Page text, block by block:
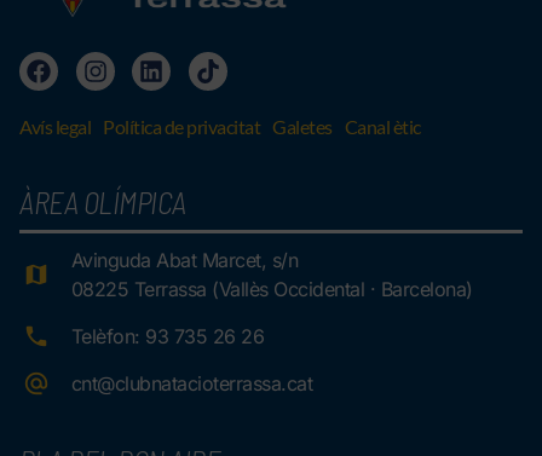
Avís legal Política de privacitat Galetes Canal ètic
ÀREA OLÍMPICA
Avinguda Abat Marcet, s/n
08225 Terrassa (Vallès Occidental · Barcelona)
Telèfon: 93 735 26 26
cnt@clubnatacioterrassa.cat